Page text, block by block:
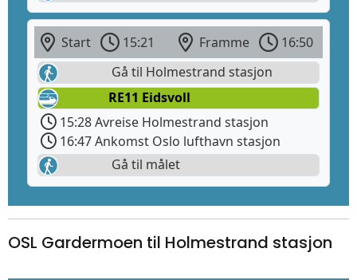
Start 15:21 Framme
16:50
Gå til Holmestrand stasjon
RE11 Eidsvoll
15:28 Avreise Holmestrand stasjon
16:47 Ankomst Oslo lufthavn stasjon
Gå til målet
OSL Gardermoen til Holmestrand stasjon